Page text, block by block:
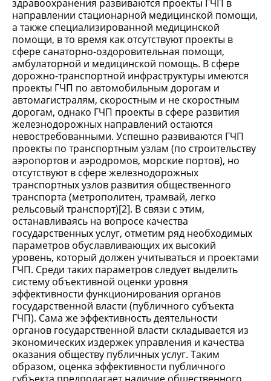
здравоохранения развиваются проекты ГЧП в
направлении стационарной медицинской помощи,
а также специализированной медицинской
помощи, в то время как отсутствуют проекты в
сфере санаторно-оздоровительная помощи,
амбулаторной и медицинской помощь. В сфере
дорожно-транспортной инфраструктуры имеются
проекты ГЧП по автомобильным дорогам и
автомагистралям, скоростным и не скоростным
дорогам, однако ГЧП проекты в сфере развития
железнодорожных направлений остаются
невостребованными. Успешно развиваются ГЧП
проекты по транспортным узлам (по строительству
аэропортов и аэродромов, морские портов), но
отсутствуют в сфере железнодорожных
транспортных узлов развития общественного
транспорта (метрополитен, трамвай, легко
рельсовый транспорт)[2]. В связи с этим,
останавливаясь на вопросе качества
государственных услуг, отметим ряд необходимых
параметров обуславливающих их высокий
уровень, который должен учитываться и проектами
ГЧП. Среди таких параметров следует выделить
систему объективной оценки уровня
эффективности функционирования органов
государственной власти (публичного субъекта
ГЧП). Сама же эффективность деятельности
органов государственной власти складывается из
экономических издержек управления и качества
оказания обществу публичных услуг. Таким
образом, оценка эффективности публичного